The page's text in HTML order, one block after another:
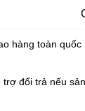
hàng toàn quốc
trợ đổi trả nếu